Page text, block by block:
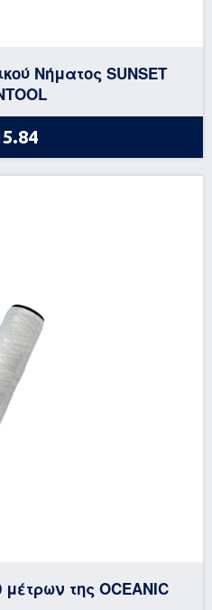
Νήματος SUNSET
της OCEANIC